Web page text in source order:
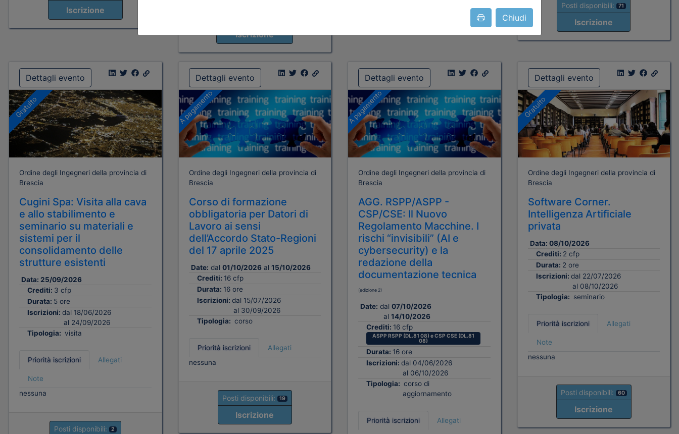
Chiudi
Iscrizione
Iscrizione
Posti disponibili: 71
Iscrizione
Dettagli evento
Gratuito
Ordine degli Ingegneri della provincia di
Brescia
Cugini Spa: Visita alla cava
e allo stabilimento e
seminario su materiali e
sistemi per il
consolidamento delle
strutture esistenti
Data: 25/09/2026
Crediti: 3 cfp
Durata: 5 ore
Iscrizioni: dal 18/06/2026
al 24/09/2026
Tipologia: visita
Priorità iscrizioni Allegati
Note
nessuna
Posti disponibili: 2
Dettagli evento
A pagamento
Ordine degli Ingegneri della provincia di
Brescia
Corso di formazione
obbligatoria per Datori di
Lavoro ai sensi
dell’Accordo Stato-Regioni
del 17 aprile 2025
Date: dal 01/10/2026al 15/10/2026
Crediti: 16 cfp
Durata: 16 ore
Iscrizioni: dal 15/07/2026
al 30/09/2026
Tipologia: corso
Priorità iscrizioni
Allegati
nessuna
Posti disponibili: 19
Iscrizione
Dettagli evento
A pagamento
Ordine degli Ingegneri della provincia di
Brescia
AGG. RSPP/ASPP -
CSP/CSE: Il Nuovo
Regolamento Macchine. I
rischi “invisibili” (AI e
cybersecurity) e la
redazione della
documentazione tecnica
(edizione 2)
Date: dal 07/10/2026
al14/10/2026
Crediti: 16 cfp
ASPP RSPP (DL.81 08) e CSP CSE (DL.81
08)
Durata: 16 ore
Iscrizioni: dal 04/06/2026
al 06/10/2026
Tipologia: corso di
aggiornamento
Priorità iscrizioni Allegati
Dettagli evento
Gratuito
Ordine degli Ingegneri della provincia di
Brescia
Software Corner.
Intelligenza Artificiale
privata
Data: 08/10/2026
Crediti: 2 cfp
Durata: 2 ore
Iscrizioni: dal 22/07/2026
al 08/10/2026
Tipologia: seminario
Priorità iscrizioni Allegati
Note
nessuna
Posti disponibili: 60
Iscrizione